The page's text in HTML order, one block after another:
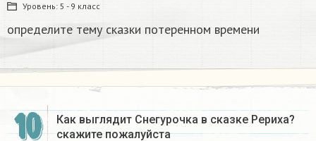
Уровень: 5 - 9 класс
определите тему сказки потеренном времени​
10
Как выглядит Снегурочка в сказке Рериха?
скажите пожалуйста ​